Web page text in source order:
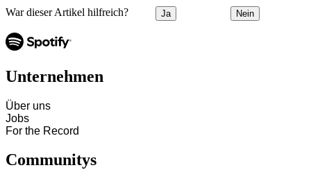
War dieser Artikel hilfreich? Ja Nein
Unternehmen
Über uns
Jobs
For the Record
Communitys